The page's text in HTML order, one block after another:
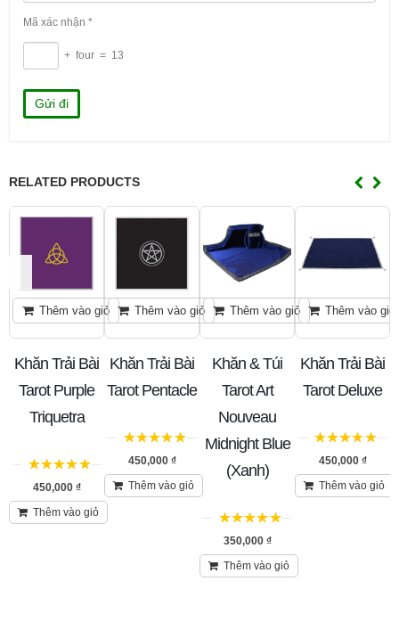
Mã xác nhận *
+ four = 13
RELATED PRODUCTS
Thêm vào giỏ
Khăn Trải Bài
Tarot Purple
Triquetra
450,000 ₫
Thêm vào giỏ
Thêm vào giỏ
Khăn Trải Bài
Tarot Pentacle
450,000 ₫
Thêm vào giỏ
Thêm vào giỏ
Khăn & Túi
Tarot Art
Nouveau
Midnight Blue
(Xanh)
350,000 ₫
Thêm vào giỏ
Thêm vào giỏ
Khăn Trải Bài
Tarot Deluxe
450,000 ₫
Thêm vào giỏ